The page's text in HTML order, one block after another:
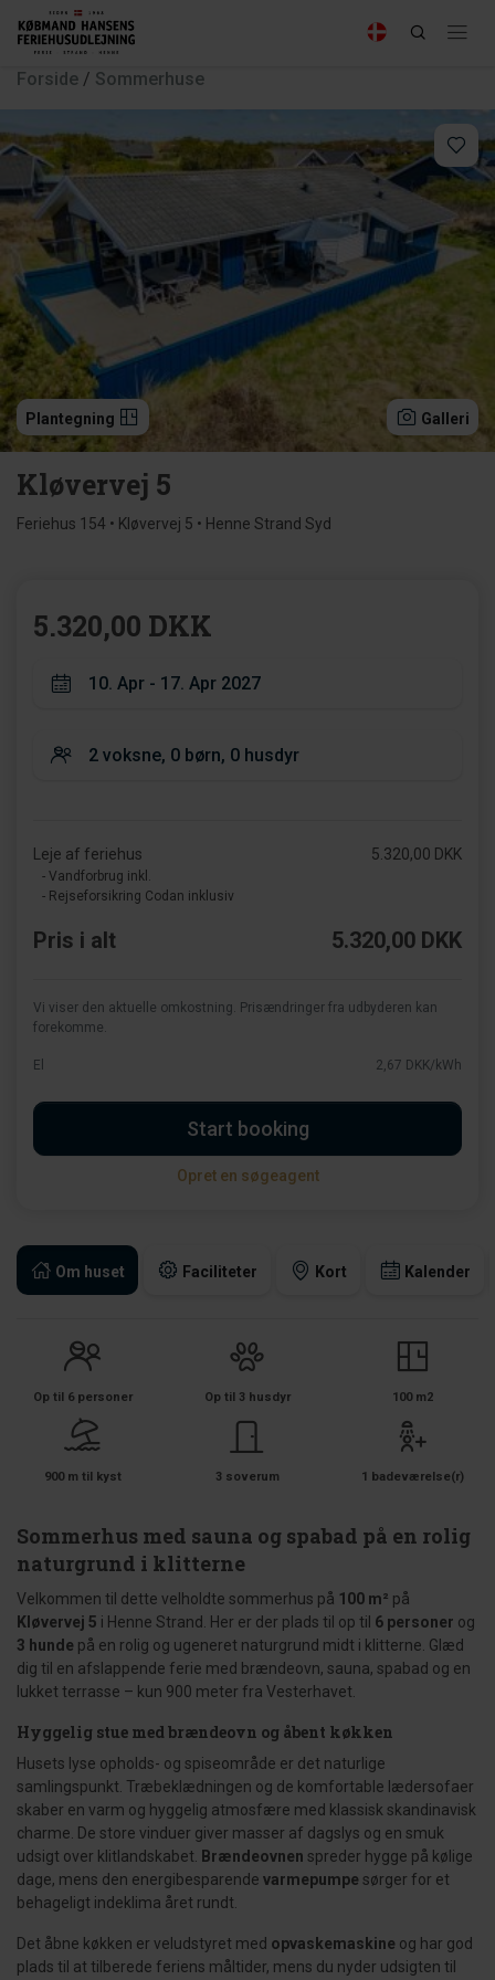
Forside / Sommerhuse
Plantegning Galleri
Kløvervej 5
Feriehus 154 • Kløvervej 5 • Henne Strand Syd
Om huset Faciliteter Kort Kalender
Op til 6 personer Op til 3 husdyr 100 m2
900 m til kyst 3 soverum 1 badeværelse(r)
Sommerhus med sauna og spabad på en rolig
naturgrund i klitterne
Velkommen til dette velholdte sommerhus på 100 m² på
Kløvervej 5 i Henne Strand. Her er der plads til op til 6 personer og
3 hunde på en rolig og ugeneret naturgrund midt i klitterne. Glæd
dig til en afslappende ferie med brændeovn, sauna, spabad og en
lukket terrasse – kun 900 meter fra Vesterhavet.
Hyggelig stue med brændeovn og åbent køkken
Husets lyse opholds- og spiseområde er det naturlige
samlingspunkt. Træbeklædningen og de komfortable lædersofaer
skaber en varm og hyggelig atmosfære med klassisk skandinavisk
charme. De store vinduer giver masser af dagslys og en smuk
udsigt over klitlandskabet.
Brændeovnen spreder hygge på kølige
dage, mens den energibesparende varmepumpe sørger for et
behageligt indeklima året rundt.
Det åbne køkken er veludstyret med opvaskemaskine og har god
plads til at tilberede feriens måltider, mens du nyder udsigten til
5.320,00 DKK
Leje af feriehus
- Vandforbrug inkl.
- Rejseforsikring Codan inklusiv
5.320,00 DKK
Pris i alt 5.320,00 DKK
Vi viser den aktuelle omkostning. Prisændringer fra udbyderen kan
forekomme.
El 2,67 DKK/kWh
Start booking
Opret en søgeagent